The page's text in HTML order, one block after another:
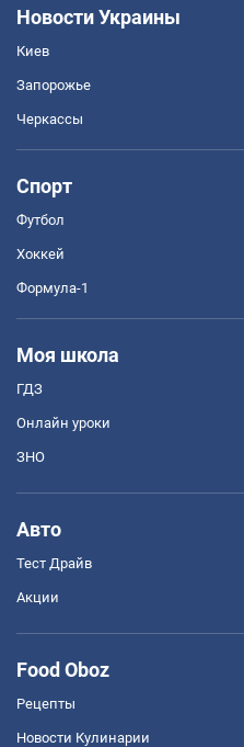
Новости Украины
Киев
Запорожье
Черкассы
Спорт
Футбол
Хоккей
Формула-1
Моя школа
ГДЗ
Онлайн уроки
ЗНО
Авто
Тест Драйв
Акции
Food Oboz
Рецепты
Новости Кулинарии